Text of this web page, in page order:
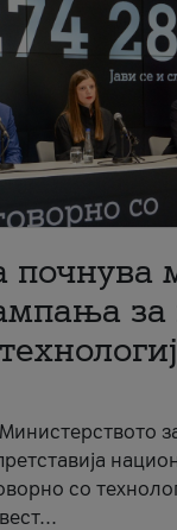
почнува
за
со